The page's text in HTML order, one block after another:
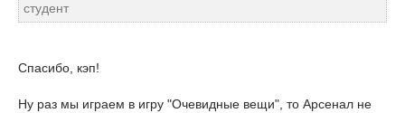
студент
Спасибо, кэп!
Ну раз мы играем в игру "Очевидные вещи", то Арсенал не